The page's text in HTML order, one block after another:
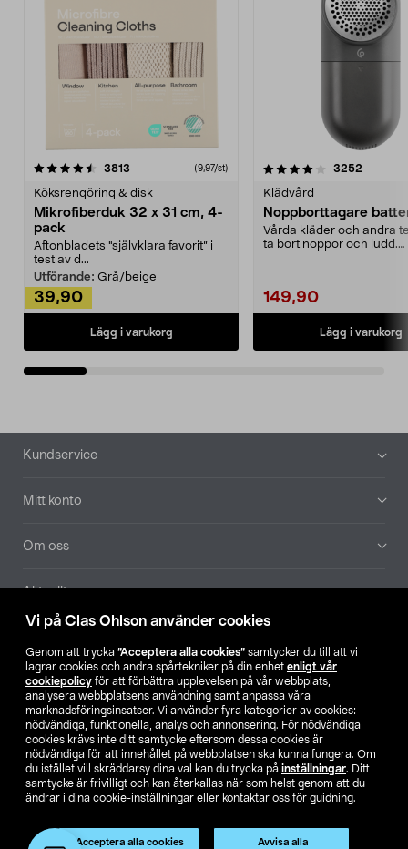
Vi på Clas Ohlson använder cookies
Genom att trycka ”Acceptera alla cookies” samtycker du till att vi
lagrar cookies och andra spårtekniker på din enhet enligt vår
cookiepolicy för att förbättra upplevelsen på vår webbplats,
analysera webbplatsens användning samt anpassa våra
marknadsföringsinsatser. Vi använder fyra kategorier av cookies:
nödvändiga, funktionella, analys och annonsering. För nödvändiga
cookies krävs inte ditt samtycke eftersom dessa cookies är
nödvändiga för att innehållet på webbplatsen ska kunna fungera. Om
du istället vill skräddarsy dina val kan du trycka på inställningar. Ditt
samtycke är frivilligt och kan återkallas när som helst genom att du
ändrar i dina cookie-inställningar eller kontaktar oss för guidning.
Acceptera alla cookies Avvisa alla
3813 (9,97/st)
Köksrengöring & disk
Mikrofiberduk 32 x 31 cm, 4-
pack
Aftonbladets "självklara favorit” i
test av d...
Utförande: Grå/beige
39,90
Lägg i varukorg
4.0av 5 stjärnor 3252
Klädvård
Noppborttagare
Vårda kläder och andra
ta bort noppor och ludd.
149,90
Lägg i varukorg
4.5av 5 stjärnor
Sidfot
Kundservice
Mitt konto
Om oss
Aktuellt
Hitta butik
SE NO FI
Köpvillkor Privacy statement Klubbvillkor För företag